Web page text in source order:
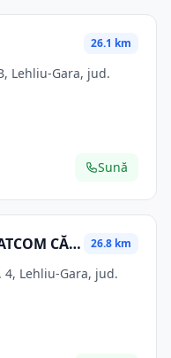
26.1 km
Sună
SOCIETATEA COOPERATIVA ATCOM CĂLĂRAŞI 26.8 km